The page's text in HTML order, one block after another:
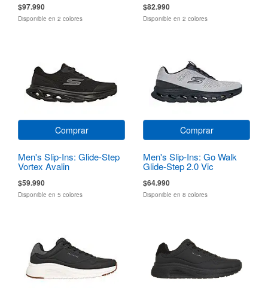
$97.990
Disponible en 2 colores
$82.990
Disponible en 2 colores
Comprar
Men's Slip-Ins: Glide-Step
Vortex Avalin
$59.990
Disponible en 5 colores
Comprar
Men's Slip-Ins: Go Walk
Glide-Step 2.0 Vic
$64.990
Disponible en 8 colores